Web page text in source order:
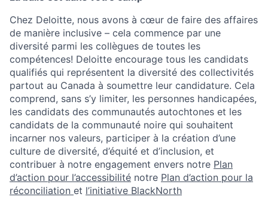
Chez Deloitte, nous avons à cœur de faire des affaires
de manière inclusive – cela commence par une
diversité parmi les collègues de toutes les
compétences! Deloitte encourage tous les candidats
qualifiés qui représentent la diversité des collectivités
partout au Canada à soumettre leur candidature. Cela
comprend, sans s’y limiter, les personnes handicapées,
les candidats des communautés autochtones et les
candidats de la communauté noire qui souhaitent
incarner nos valeurs, participer à la création d’une
culture de diversité, d’équité et d’inclusion, et
contribuer à notre engagement envers notre Plan
d’action pour l’accessibilité notre Plan d’action pour la
réconciliation et l’initiative BlackNorth